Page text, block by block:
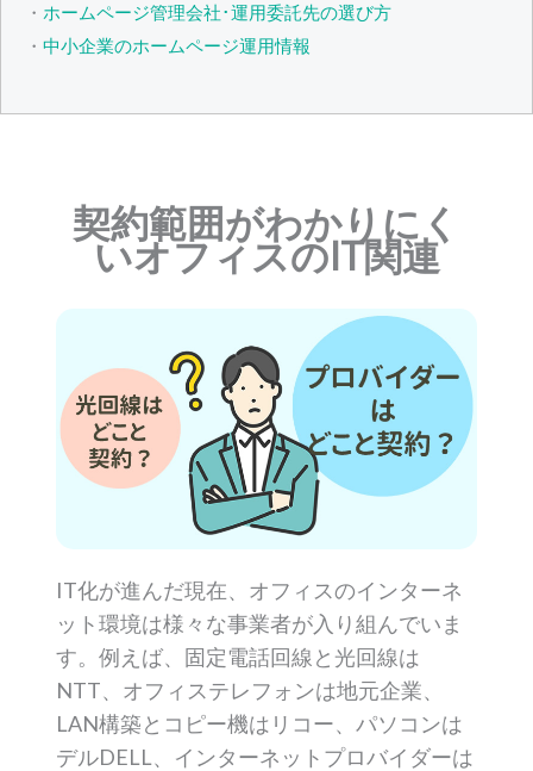
・ ホームページ管理会社･運用委託先の選び方
・ 中小企業のホームページ運用情報
契約範囲がわかりにく
いオフィスのIT関連
IT化が進んだ現在、オフィスのインターネ
ット環境は様々な事業者が入り組んでいま
す。例えば、固定電話回線と光回線は
NTT、オフィステレフォンは地元企業、
LAN構築とコピー機はリコー、パソコンは
デルDELL、インターネットプロバイダーは